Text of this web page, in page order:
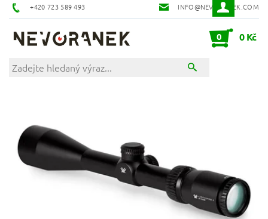
+420 723 589 493 INFO@NEVORANEK.COM
0 0 Kč